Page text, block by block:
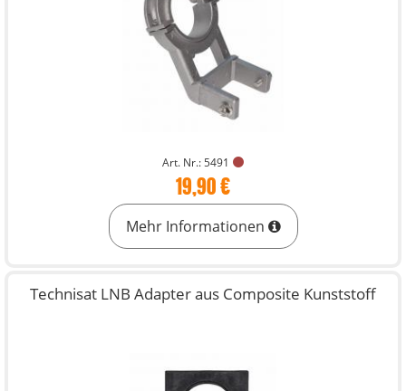
Art. Nr.: 5491
19,90 €
Mehr Informationen
Technisat LNB Adapter aus Composite Kunststoff